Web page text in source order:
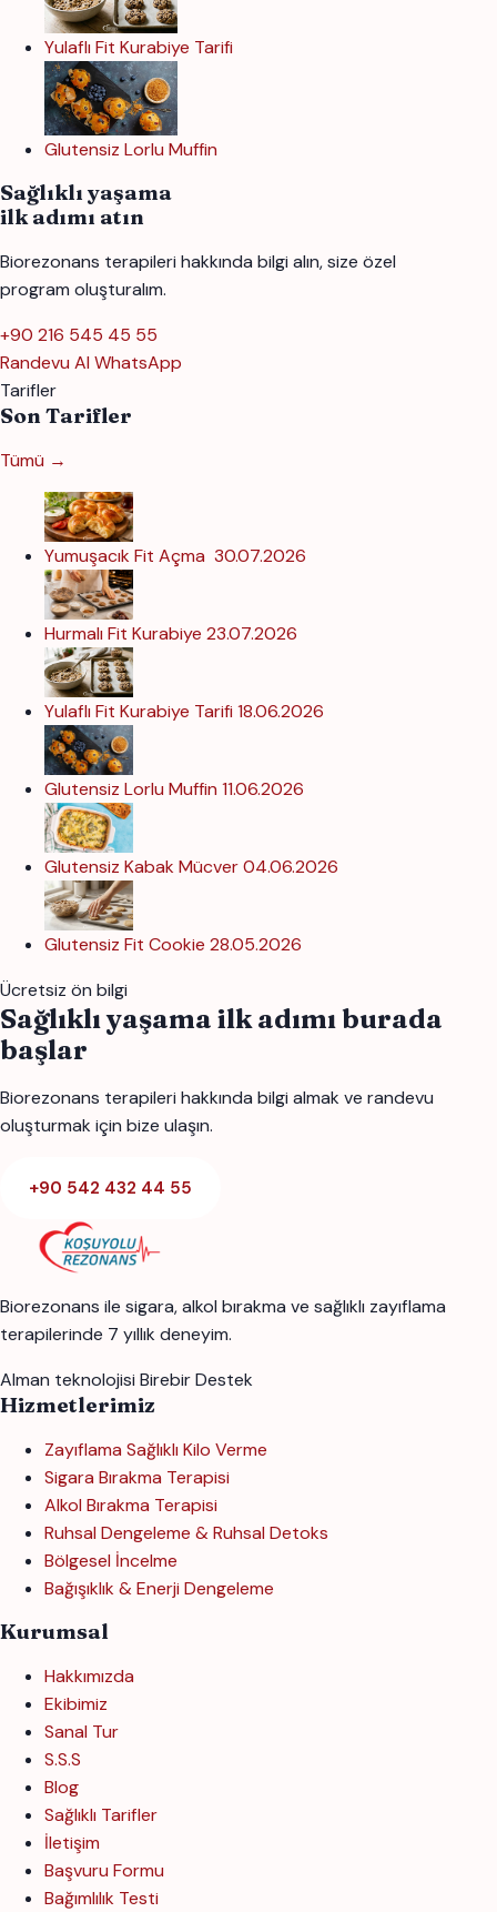
Yulaflı Fit Kurabiye Tarifi
Glutensiz Lorlu Muffin
Sağlıklı yaşama
ilk adımı atın
Biorezonans terapileri hakkında bilgi alın, size özel
program oluşturalım.
+90 216 545 45 55
Randevu Al WhatsApp
Tarifler
Son Tarifler
Tümü →
Yumuşacık Fit Açma 30.07.2026
Hurmalı Fit Kurabiye 23.07.2026
Yulaflı Fit Kurabiye Tarifi 18.06.2026
Glutensiz Lorlu Muffin 11.06.2026
Glutensiz Kabak Mücver04.06.2026
Glutensiz Fit Cookie 28.05.2026
Ücretsiz ön bilgi
Sağlıklı yaşama ilk adımı burada
başlar
Biorezonans terapileri hakkında bilgi almak ve randevu
oluşturmak için bize ulaşın.
+90 542 432 44 55
Biorezonans ile sigara, alkol bırakma ve sağlıklı zayıflama
terapilerinde 7 yıllık deneyim.
Alman teknolojisi Birebir Destek
Hizmetlerimiz
Zayıflama Sağlıklı Kilo Verme
Sigara Bırakma Terapisi
Alkol Bırakma Terapisi
Ruhsal Dengeleme & Ruhsal Detoks
Bölgesel İncelme
Bağışıklık & Enerji Dengeleme
Kurumsal
Hakkımızda
Ekibimiz
Sanal Tur
S.S.S
Blog
Sağlıklı Tarifler
İletişim
Başvuru Formu
Bağımlılık Testi